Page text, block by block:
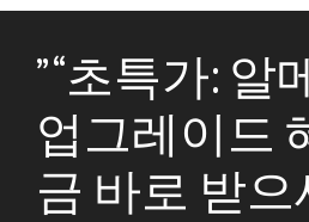
” “초특가: 알
업그레이드
금 바로 받으